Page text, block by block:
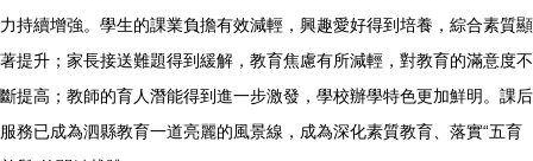
力持續增強。學生的課業負擔有效減輕，興趣愛好得到培養，綜合素質顯
著提升；家長接送難題得到緩解，教育焦慮有所減輕，對教育的滿意度不
斷提高；教師的育人潛能得到進一步激發，學校辦學特色更加鮮明。課后
服務已成為泗縣教育一道亮麗的風景線，成為深化素質教育、落實“五育